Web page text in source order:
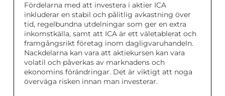
Fördelarna med att investera i aktier ICA
inkluderar en stabil och pålitlig avkastning över
tid, regelbundna utdelningar som ger en extra
inkomstkälla, samt att ICA är ett väletablerat och
framgångsrikt företag inom dagligvaruhandeln.
Nackdelarna kan vara att aktiekursen kan vara
volatil och påverkas av marknadens och
ekonomins förändringar. Det är viktigt att noga
överväga risken innan man investerar.